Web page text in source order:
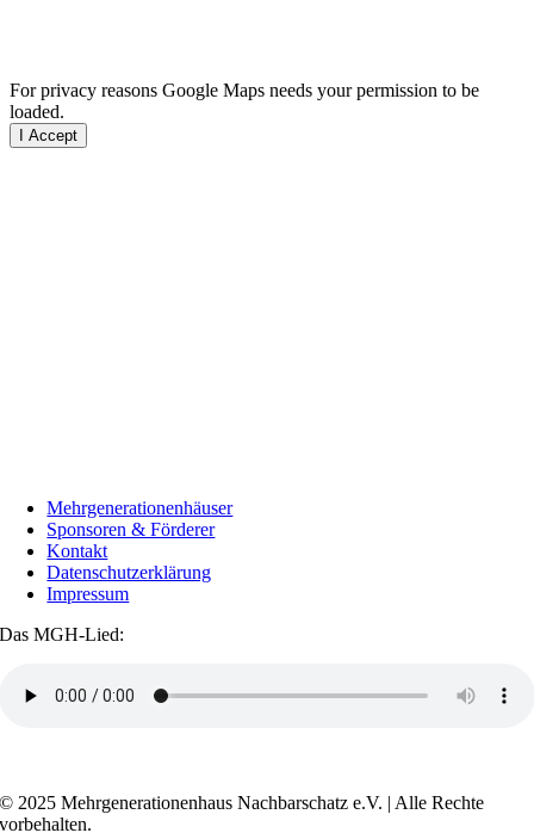
For privacy reasons Google Maps needs your permission to be
loaded.
I Accept
Mehrgenerationenhäuser
Sponsoren & Förderer
Kontakt
Datenschutzerklärung
Impressum
Das MGH-Lied:
© 2025 Mehrgenerationenhaus Nachbarschatz e.V. | Alle Rechte
vorbehalten.